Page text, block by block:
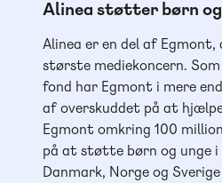
Alinea støtter børn
Alinea er en del af Egmont,
største mediekoncern.
fond har Egmont i mere
af overskuddet på at
Egmont omkring 100
på at støtte børn og unge
Danmark, Norge og